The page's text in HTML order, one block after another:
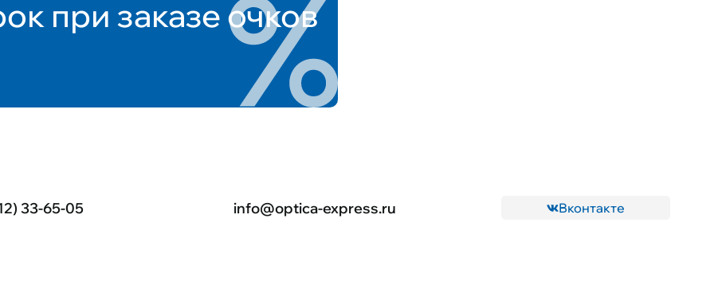
при заказе очков
33-65-05 info@optica-express.ru Вконтакте